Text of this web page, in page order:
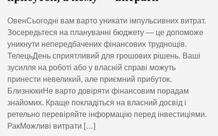
ОвенСьогодні вам варто уникати імпульсивних витрат.
Зосередьтеся на плануванні бюджету — це допоможе
уникнути непередбачених фінансових труднощів.
ТелецьДень сприятливий для грошових рішень. Ваші
зусилля на роботі або у власній справі можуть
принести невеликий, але приємний прибуток.
БлизнюкиНе варто довіряти фінансовим порадам
знайомих. Краще покладіться на власний досвід і
ретельно перевіряйте інформацію перед інвестиціями.
РакМожливі витрати […]